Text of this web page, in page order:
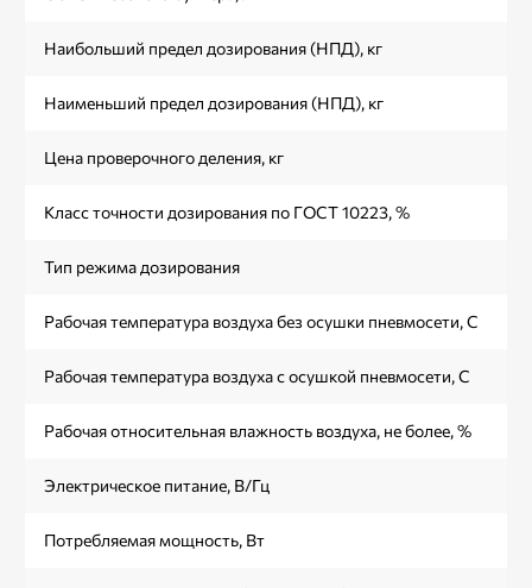
Наибольший предел дозирования (НПД), кг
Наименьший предел дозирования (НПД), кг
Цена проверочного деления, кг
Класс точности дозирования по ГОСТ 10223, %
Тип режима дозирования
Рабочая температура воздуха без осушки пневмосети, С
Рабочая температура воздуха с осушкой пневмосети, С
Рабочая относительная влажность воздуха, не более, %
Электрическое питание, В/Гц
Потребляемая мощность, Вт